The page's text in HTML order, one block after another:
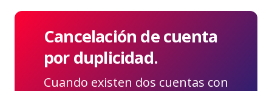
Cancelación de cuenta
por duplicidad.
Cuando existen dos cuentas con